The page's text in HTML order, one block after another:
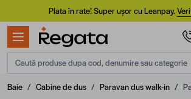
Mergi la ConținutPlata în rate! Super ușor cu Leanpay.
Caută produse dupa cod, denumire sau
Baie / Cabine de dus / Paravan dus walk-in /